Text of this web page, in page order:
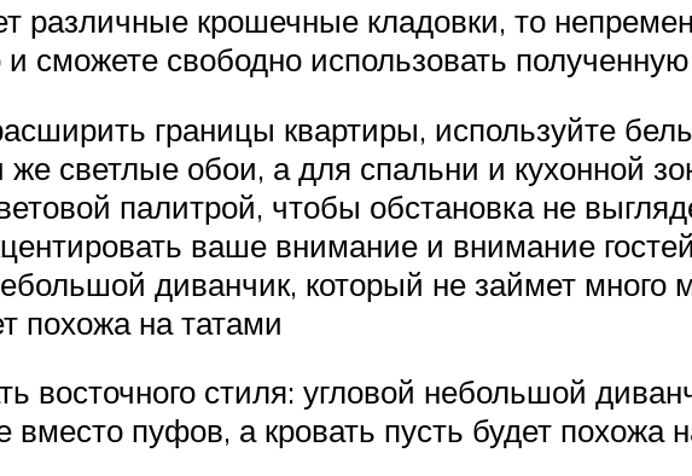
различные крошечные кладовки, то
сможете свободно использовать
границы квартиры, используйте
же светлые обои, а для спальни и кухонной
палитрой, чтобы обстановка не
ваше внимание и внимание
диванчик, который не займет много
похожа на татами
восточного стиля: угловой небольшой
вместо пуфов, а кровать пусть будет похожа